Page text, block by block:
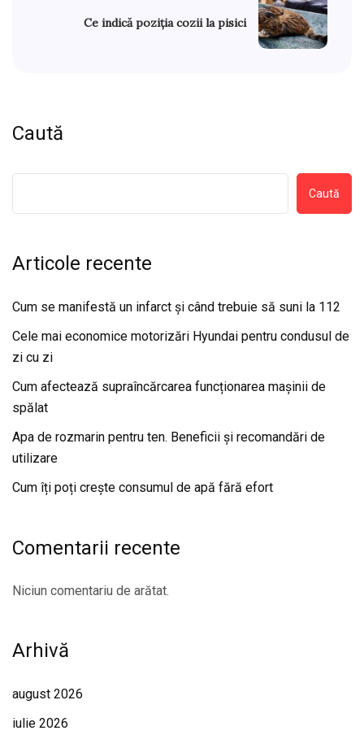
Ce indică poziția cozii la pisici
Caută
Caută
Articole recente
Cum se manifestă un infarct și când trebuie să suni la 112
Cele mai economice motorizări Hyundai pentru condusul de
zi cu zi
Cum afectează supraîncărcarea funcționarea mașinii de
spălat
Apa de rozmarin pentru ten. Beneficii și recomandări de
utilizare
Cum îți poți crește consumul de apă fără efort
Comentarii recente
Niciun comentariu de arătat.
Arhivă
august 2026
iulie 2026